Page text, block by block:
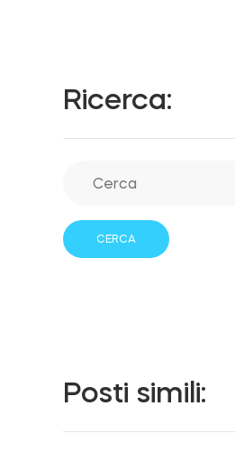
Accessori
Door Sensor
Ricerca:
Posti simili: